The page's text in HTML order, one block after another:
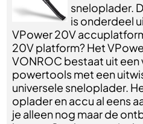
sneloplader.
is onderdeel
VPower 20V
20V platform? Het
VONROC bestaat uit
powertools met een
universele sneloplader.
oplader en accu al eens
je alleen nog maar de